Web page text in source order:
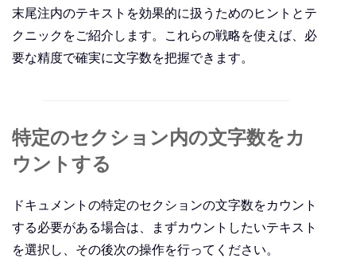
末尾注内のテキストを効果的に扱うためのヒントとテ
クニックをご紹介します。これらの戦略を使えば、必
要な精度で確実に文字数を把握できます。
特定のセクション内の文字数をカ
ウントする
ドキュメントの特定のセクションの文字数をカウント
する必要がある場合は、まずカウントしたいテキスト
を選択し、その後次の操作を行ってください。